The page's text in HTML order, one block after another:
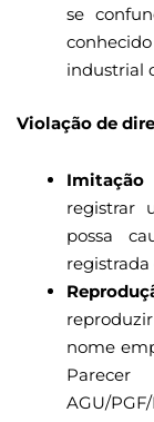
se
industrial
Violação de
Imitação
registrar
possa
nome
AGU/